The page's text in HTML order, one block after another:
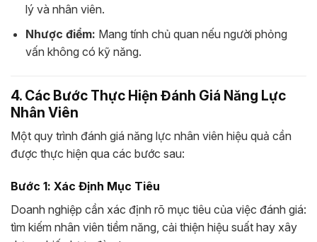
lý và nhân viên.
Nhược điểm: Mang tính chủ quan nếu người phỏng
vấn không có kỹ năng.
4. Các Bước Thực Hiện Đánh Giá Năng Lực
Nhân Viên
Một quy trình đánh giá năng lực nhân viên hiệu quả cần
được thực hiện qua các bước sau:
Bước 1: Xác Định Mục Tiêu
Doanh nghiệp cần xác định rõ mục tiêu của việc đánh giá:
tìm kiếm nhân viên tiềm năng, cải thiện hiệu suất hay xây